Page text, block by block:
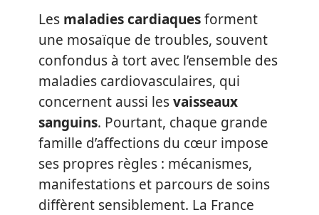
Les maladies cardiaquesforment
une mosaïque de troubles, souvent
confondus à tort avec l’ensemble des
maladies cardiovasculaires, qui
concernent aussi lesvaisseaux
sanguins. Pourtant, chaque grande
famille d’affections du cœur impose
ses propres règles : mécanismes,
manifestations et parcours de soins
diffèrent sensiblement. La France